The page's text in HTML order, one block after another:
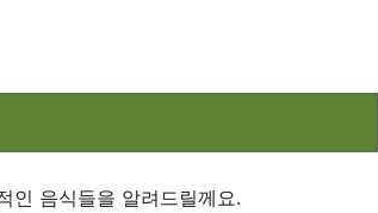
인 음식들을 알려드릴께요.